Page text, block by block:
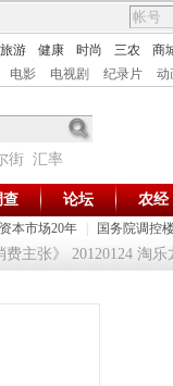
旅游 健康 时尚 三农 商
电影 电视剧 纪录片 动
街 汇率
本市场20年 国务院调控
查 论坛 农经
主张》 20120124 淘乐